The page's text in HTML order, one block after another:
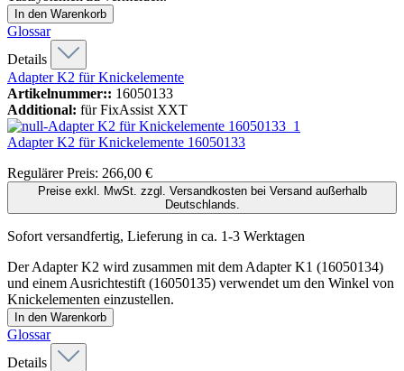
In den Warenkorb
Glossar
Details
Adapter K2 für Knickelemente
Artikelnummer:: 16050133
Additional: für FixAssist XXT
Adapter K2 für Knickelemente 16050133
Regulärer Preis: 266,00 €
Preise exkl. MwSt. zzgl. Versandkosten bei Versand außerhalb
Deutschlands.
Sofort versandfertig, Lieferung in ca. 1-3 Werktagen
Der Adapter K2 wird zusammen mit dem Adapter K1 (16050134)
und einem Ausrichtestift (16050135) verwendet um den Winkel von
Knickelementen einzustellen.
In den Warenkorb
Glossar
Details